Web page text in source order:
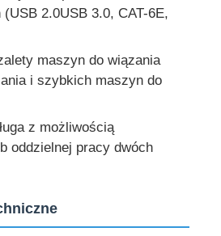
drutu
podwójnego skrętu
2.0USB 3.0, CAT-6E,
maszyn do wiązania
i szybkich maszyn do
z możliwością
oddzielnej pracy dwóch